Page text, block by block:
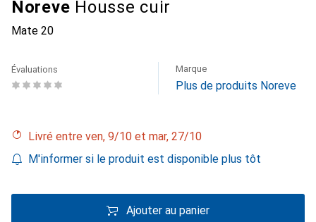
Noreve Housse cuir
Mate 20
Évaluations Marque
Plus de produits Noreve
Livré entre ven, 9/10 et mar, 27/10
M'informer si le produit est disponible plus tôt
Ajouter au panier